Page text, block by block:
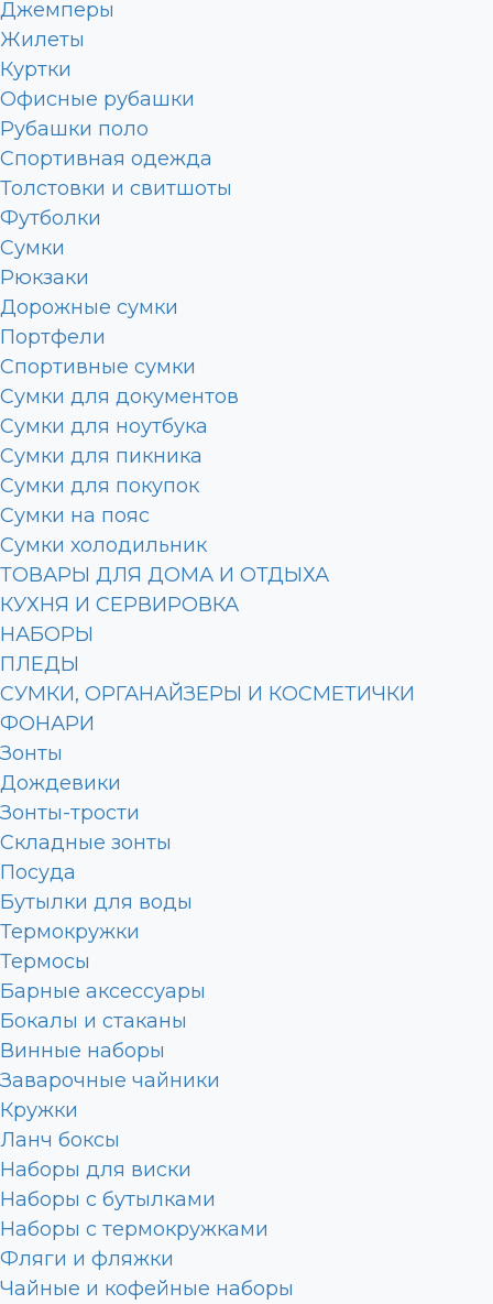
Джемперы
Жилеты
Куртки
Офисные рубашки
Рубашки поло
Спортивная одежда
Толстовки и свитшоты
Футболки
Сумки
Рюкзаки
Дорожные сумки
Портфели
Спортивные сумки
Сумки для документов
Сумки для ноутбука
Сумки для пикника
Сумки для покупок
Сумки на пояс
Сумки холодильник
ТОВАРЫ ДЛЯ ДОМА И ОТДЫХА
КУХНЯ И СЕРВИРОВКА
НАБОРЫ
ПЛЕДЫ
СУМКИ, ОРГАНАЙЗЕРЫ И КОСМЕТИЧКИ
ФОНАРИ
Зонты
Дождевики
Зонты-трости
Складные зонты
Посуда
Бутылки для воды
Термокружки
Термосы
Барные аксессуары
Бокалы и стаканы
Винные наборы
Заварочные чайники
Кружки
Ланч боксы
Наборы для виски
Наборы с бутылками
Наборы с термокружками
Фляги и фляжки
Чайные и кофейные наборы